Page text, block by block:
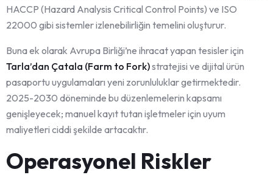
HACCP (Hazard Analysis Critical Control Points) ve ISO
22000 gibi sistemler izlenebilirliğin temelini oluşturur.
Buna ek olarak Avrupa Birliği’ne ihracat yapan tesisler için
Tarla’dan Çatala (Farm to Fork)stratejisi ve dijital ürün
pasaportu uygulamaları yeni zorunluluklar getirmektedir.
2025-2030 döneminde bu düzenlemelerin kapsamı
genişleyecek; manuel kayıt tutan işletmeler için uyum
maliyetleri ciddi şekilde artacaktır.
Operasyonel Riskler